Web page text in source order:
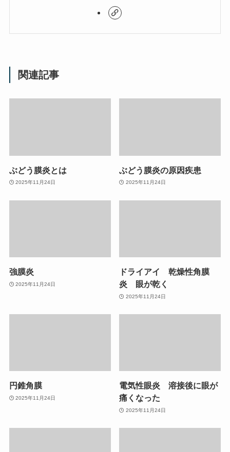
関連記事
ぶどう膜炎とは
2025年11月24日
ぶどう膜炎の原因疾患
2025年11月24日
強膜炎
2025年11月24日
ドライアイ 乾燥性角膜
炎 眼が乾く
2025年11月24日
円錐角膜
2025年11月24日
電気性眼炎 溶接後に眼が
痛くなった
2025年11月24日